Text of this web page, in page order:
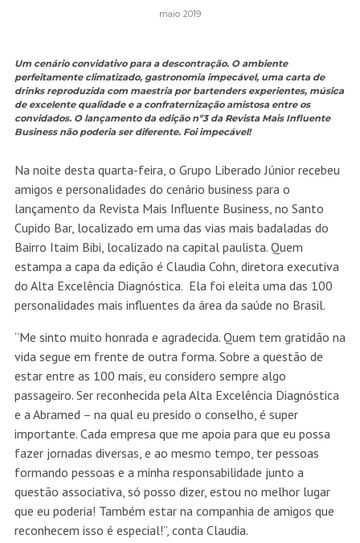
maio 2019
Um cenário convidativo para a descontração. O ambiente
perfeitamente climatizado, gastronomia impecável, uma carta de
drinks reproduzida com maestria por bartenders experientes, música
de excelente qualidade e a confraternização amistosa entre os
convidados. O lançamento da edição nº3 da Revista Mais Influente
Business não poderia ser diferente. Foi impecável!
Na noite desta quarta-feira, o Grupo Liberado Júnior recebeu
amigos e personalidades do cenário business para o
lançamento da Revista Mais Influente Business, no Santo
Cupido Bar, localizado em uma das vias mais badaladas do
Bairro Itaim Bibi, localizado na capital paulista. Quem
estampa a capa da edição é Claudia Cohn, diretora executiva
do Alta Excelência Diagnóstica. Ela foi eleita uma das 100
personalidades mais influentes da área da saúde no Brasil.
“Me sinto muito honrada e agradecida. Quem tem gratidão na
vida segue em frente de outra forma. Sobre a questão de
estar entre as 100 mais, eu considero sempre algo
passageiro. Ser reconhecida pela Alta Excelência Diagnóstica
e a Abramed – na qual eu presido o conselho, é super
importante. Cada empresa que me apoia para que eu possa
fazer jornadas diversas, e ao mesmo tempo, ter pessoas
formando pessoas e a minha responsabilidade junto a
questão associativa, só posso dizer, estou no melhor lugar
que eu poderia! Também estar na companhia de amigos que
reconhecem isso é especial!”, conta Claudia.